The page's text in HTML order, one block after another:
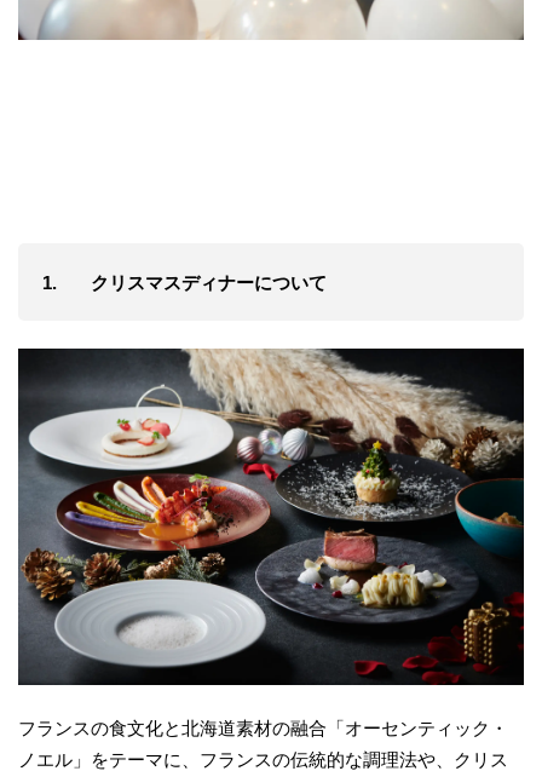
1. クリスマスディナーについて
フランスの食文化と北海道素材の融合「オーセンティック・
ノエル」をテーマに、フランスの伝統的な調理法や、クリス